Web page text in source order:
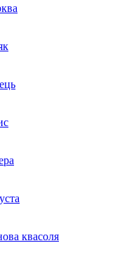
квасоля